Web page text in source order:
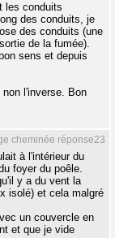
les conduits
des conduits, je
des conduits (une
de la fumée).
sens et depuis
l'inverse. Bon
cheminée réponse23
à l'intérieur du
foyer du poêle.
y a du vent la
isolé) et cela malgré
un couvercle en
et que je vide